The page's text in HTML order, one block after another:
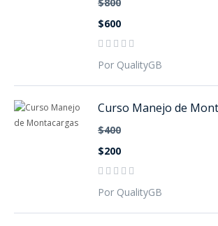
$600
Por QualityGB
Curso Manejo de
$400
$200
Por QualityGB